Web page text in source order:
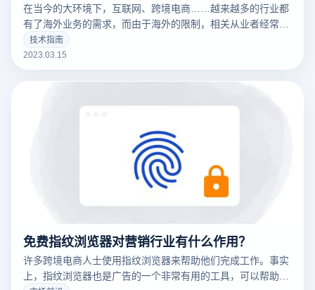
在当今的大环境下，互联网、跨境电商……越来越多的行业都
有了海外业务的需求，而由于海外的限制，相关从业者经常要
针对不同的工作内容用到不同的IP，这时候便要用到指纹浏览
器。要清楚的了解什么是指纹浏览器之前，我们需要知道什么
很大的不同
技术指南
2023.03.15
免费指纹浏览器对营销行业有什么作用？
许多跨境电商人士使用指纹浏览器来帮助他们完成工作。事实
上，指纹浏览器也是广告的一个非常有用的工具，可以帮助广